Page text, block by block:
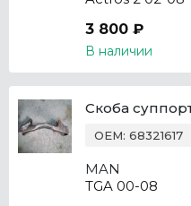
3 800 ₽
В наличии
Скоба
OEM: 68321617
MAN
TGA 00-08